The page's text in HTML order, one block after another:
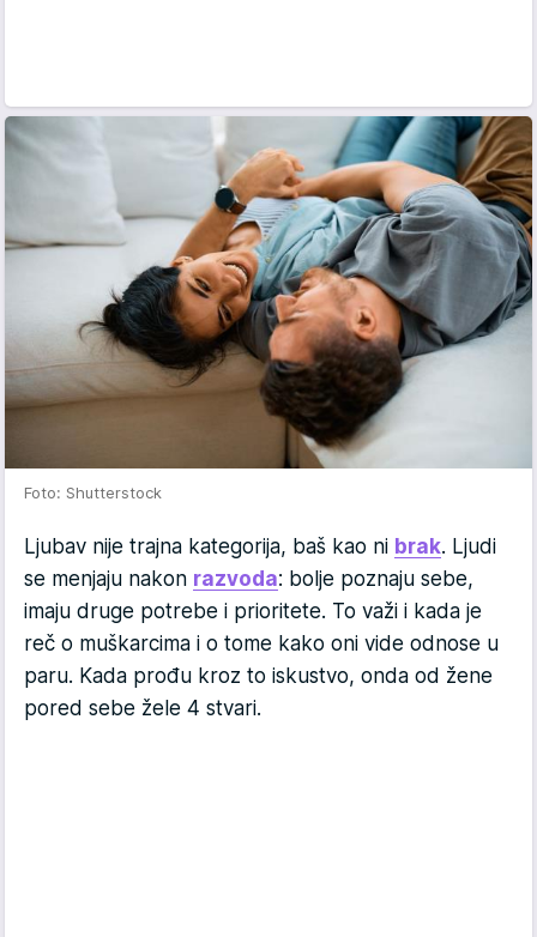
Foto: Shutterstock
Ljubav nije trajna kategorija, baš kao ni brak. Ljudi
se menjaju nakon razvoda: bolje poznaju sebe,
imaju druge potrebe i prioritete. To važi i kada je
reč o muškarcima i o tome kako oni vide odnose u
paru. Kada prođu kroz to iskustvo, onda od žene
pored sebe žele 4 stvari.